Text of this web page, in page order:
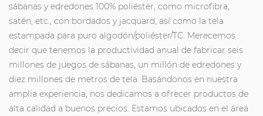
sábanas y edredones 100% poliéster, como microfibra,
satén, etc., con bordados y jacquard, así como la tela
estampada para puro algodón/poliéster/TC. Merecemos
decir que tenemos la productividad anual de fabricar seis
millones de juegos de sábanas, un millón de edredones y
diez millones de metros de tela. Basándonos en nuestra
amplia experiencia, nos dedicamos a ofrecer productos de
alta calidad a buenos precios. Estamos ubicados en el área